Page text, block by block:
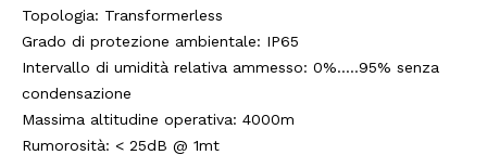
Topologia: Transformerless
Grado di protezione ambientale: IP65
Intervallo di umidità relativa ammesso: 0%.....95% senza
condensazione
Massima altitudine operativa: 4000m
Rumorosità: < 25dB @ 1mt